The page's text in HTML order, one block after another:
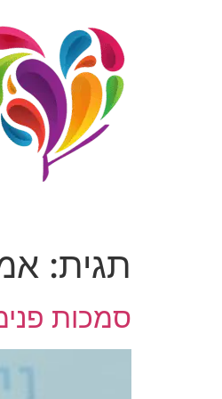
תגית:
סמכות